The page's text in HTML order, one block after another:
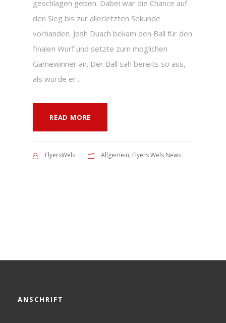
geschlagen geben. Dabei war die Chance auf
den Sieg bis zur allerletzten Sekunde
vorhanden. Josh Duach bekam den Ball für den
finalen Wurf und setzte zum möglichen
Gamewinner an. Der Ball sah bereits so aus,
als würde er...
READ MORE
FlyersWels Allgemein, Flyers Wels News
ANSCHRIFT